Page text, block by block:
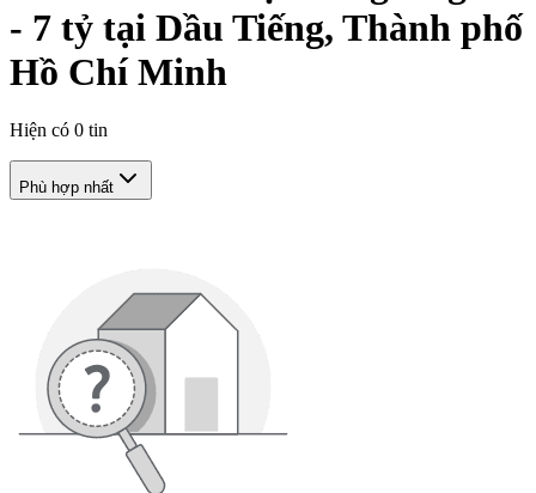
- 7 tỷ tại Dầu Tiếng, Thành phố
Hồ Chí Minh
Hiện có 0 tin
Phù hợp nhất